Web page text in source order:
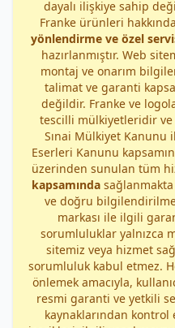
dayalı ilişkiye sahip
Franke ürünleri
yönlendirme ve özel
hazırlanmıştır. Web
montaj ve onarım
talimat ve garanti
değildir. Franke ve
tescilli mülkiyetleridir ve
Sınai Mülkiyet Kanunu
Eserleri Kanunu
üzerinden sunulan tüm
kapsamındasağlanmakta
ve doğru
markası ile ilgili
sorumluluklar yalnızca
sitemiz veya hizmet
sorumluluk kabul etmez.
önlemek amacıyla,
resmi garanti ve yetkili
kaynaklarından